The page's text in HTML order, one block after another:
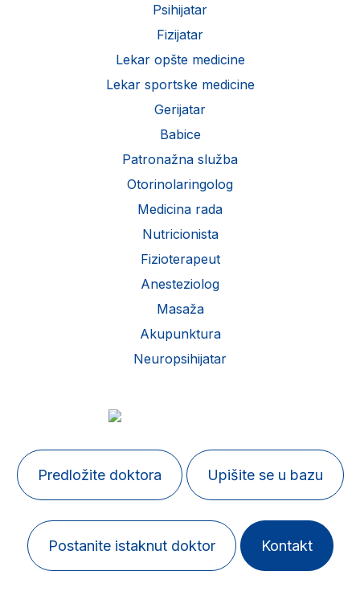
Psihijatar
Fizijatar
Lekar opšte medicine
Lekar sportske medicine
Gerijatar
Babice
Patronažna služba
Otorinolaringolog
Medicina rada
Nutricionista
Fizioterapeut
Anesteziolog
Masaža
Akupunktura
Neuropsihijatar
Predložite doktora Upišite se u bazu
Postanite istaknut doktor Kontakt